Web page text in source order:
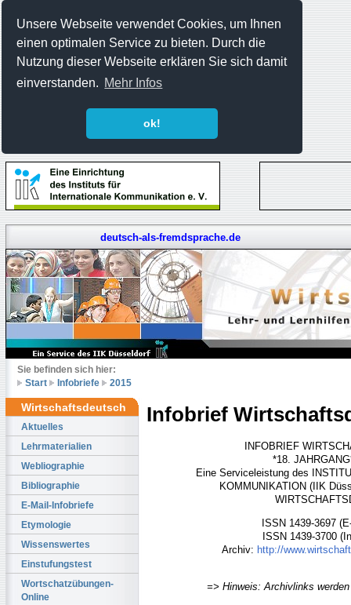
Unsere Webseite verwendet Cookies, um Ihnen
einen optimalen Service zu bieten. Durch die
Nutzung dieser Webseite erklären Sie sich damit
einverstanden. Mehr Infos
ok!
deutsch-als-fremdsprache.de
Sie befinden sich hier:
Start
Infobriefe 2015
Wirtschaftsdeutsch
Aktuelles
Lehrmaterialien
Webliographie
Bibliographie
E-Mail-Infobriefe
Etymologie
Wissenswertes
Einstufungstest
Wortschatzübungen-
Online
Infobrief
INFOBRIEF
*18.
Eine Serviceleistung des
KOMMUNIKATION (IIK
ISSN 1439-3697
ISSN 1439-3700
Archiv: http://
=> Hinweis: Archivlinks